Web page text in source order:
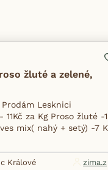
žluté a zelené,
Prodám Lesknici
za Kg Proso žluté -
mix( nahý + setý) -7
Králové
zima.z